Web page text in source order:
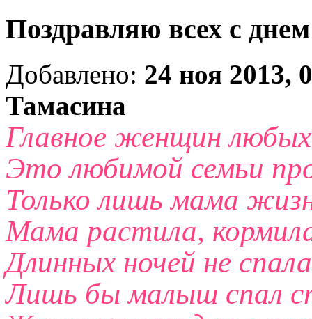
Поздравляю всех с
Добавлено: 24 ноя 2013,
Тамасина
Главное женщин
Это любимой семьи
Только лишь мама
Мама растила,
Длинных ночей не
Лишь бы малыш спал